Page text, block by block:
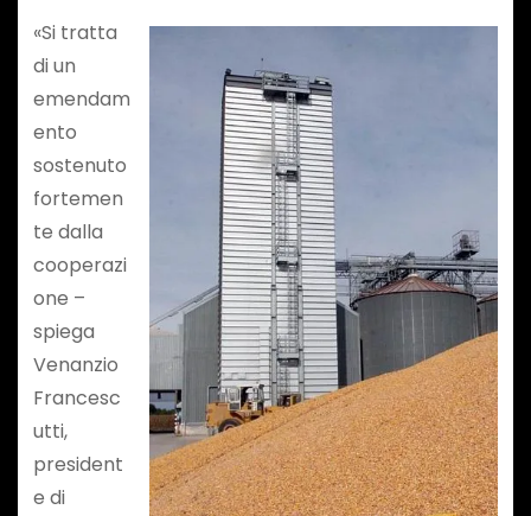
«Si tratta
di un
emendam
ento
sostenuto
fortemen
te dalla
cooperazi
one –
spiega
Venanzio
Francesc
utti,
president
e di